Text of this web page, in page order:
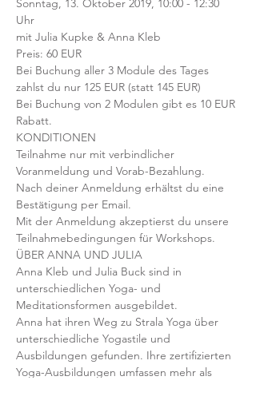
Sonntag, 13. Oktober 2019, 10:00 - 12:30
Uhr
mit Julia Kupke & Anna Kleb
Preis: 60 EUR
Bei Buchung aller 3 Module des Tages
zahlst du nur 125 EUR (statt 145 EUR)
Bei Buchung von 2 Modulen gibt es 10 EUR
Rabatt.
KONDITIONEN
Teilnahme nur mit verbindlicher
Voranmeldung und Vorab-Bezahlung.
Nach deiner Anmeldung erhältst du eine
Bestätigung per Email.
Mit der Anmeldung akzeptierst du unsere
Teilnahmebedingungen für Workshops.
ÜBER ANNA UND JULIA
Anna Kleb und Julia Buck sind in
unterschiedlichen Yoga- und
Meditationsformen ausgebildet.
Anna hat ihren Weg zu Strala Yoga über
unterschiedliche Yogastile und
Ausbildungen gefunden. Ihre zertifizierten
Yoga-Ausbildungen umfassen mehr als